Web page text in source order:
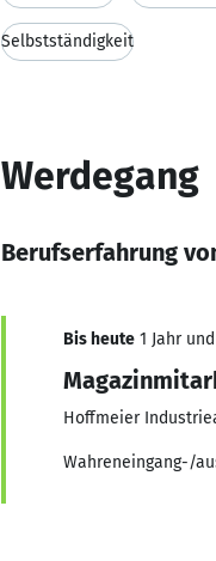
Selbstständigkeit
Werdegang
Berufserfahrung
Bis heute 1 Jahr
Hoffmeier
Wahreneingang-/